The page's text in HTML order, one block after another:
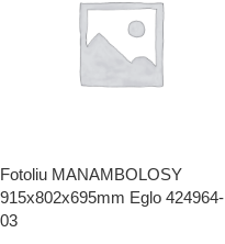
Fotoliu MANAMBOLOSY
915x802x695mm Eglo 424964-
03